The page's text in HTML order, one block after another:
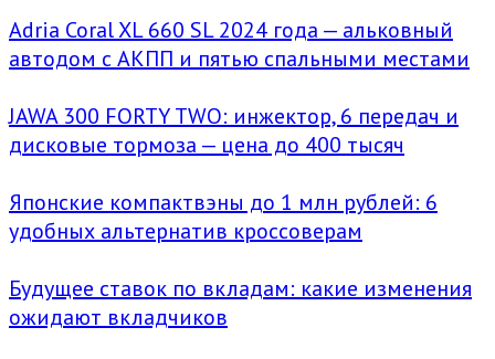
Adria Coral XL 660 SL 2024 года — альковный
автодом с АКПП и пятью спальными местами
JAWA 300 FORTY TWO: инжектор, 6 передач и
дисковые тормоза — цена до 400 тысяч
Японские компактвэны до 1 млн рублей: 6
удобных альтернатив кроссоверам
Будущее ставок по вкладам: какие изменения
ожидают вкладчиков